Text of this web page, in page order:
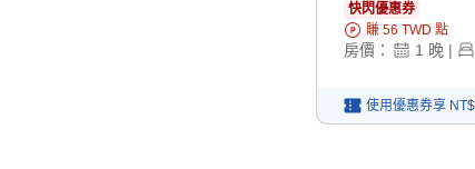
快閃優惠券
賺 56 TWD 點
房價： 1 晚 |
使用優惠券享